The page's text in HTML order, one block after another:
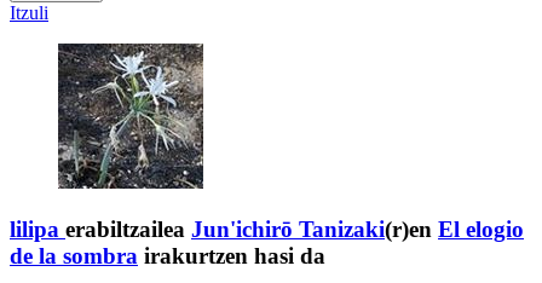
Itzuli
lilipa erabiltzailea Jun'ichirō Tanizaki(r)en El elogio
de la sombra irakurtzen hasi da